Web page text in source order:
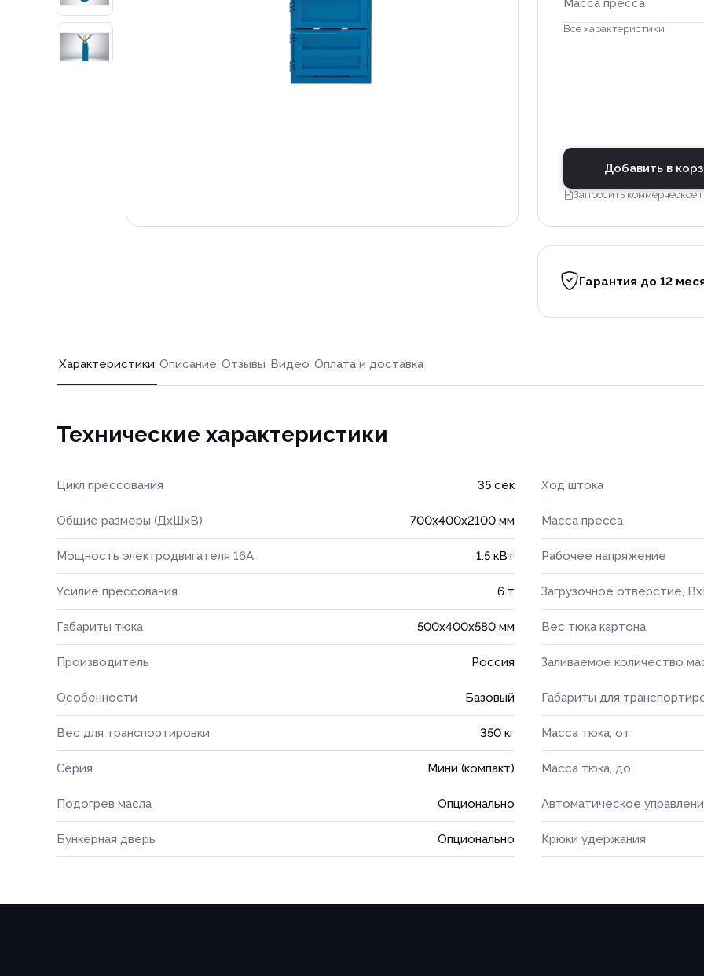
Масса пресса
Все характеристики
Добавить в
Запросить коммерческое
Гарантия до 12
Характеристики Описание Отзывы Видео Оплата и доставка
Технические характеристики
Цикл прессования 35 сек Ход штока
Общие размеры (ДхШхВ) 700x400x2100 мм Масса пресса
Мощность электродвигателя 16А 1.5 кВт Рабочее напряжение
Усилие прессования 6 т Загрузочное отверстие,
Габариты тюка 500x400x580 мм Вес тюка картона
Производитель Россия Заливаемое количество
Особенности Базовый Габариты для
Вес для транспортировки 350 кг Масса тюка, от
Серия Мини (компакт) Масса тюка, до
Подогрев масла Опционально Автоматическое
Бункерная дверь Опционально Крюки удержания
Товар